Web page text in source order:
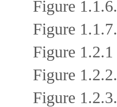
Figure
Figure
Figure
Figure
Figure